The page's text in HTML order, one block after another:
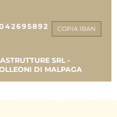
COPIA IBAN
SRL -
DI MALPAGA